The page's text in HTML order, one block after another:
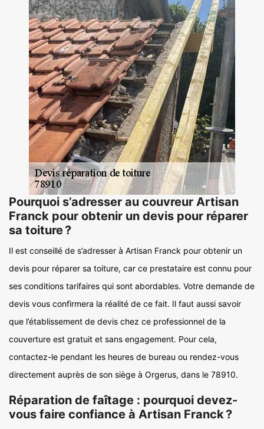
Pourquoi s’adresser au couvreur Artisan
Franck pour obtenir un devis pour réparer
sa toiture ?
Il est conseillé de s’adresser à Artisan Franck pour obtenir un
devis pour réparer sa toiture, car ce prestataire est connu pour
ses conditions tarifaires qui sont abordables. Votre demande de
devis vous confirmera la réalité de ce fait. Il faut aussi savoir
que l’établissement de devis chez ce professionnel de la
couverture est gratuit et sans engagement. Pour cela,
contactez-le pendant les heures de bureau ou rendez-vous
directement auprès de son siège à Orgerus, dans le 78910.
Réparation de faîtage : pourquoi devez-
vous faire confiance à Artisan Franck ?